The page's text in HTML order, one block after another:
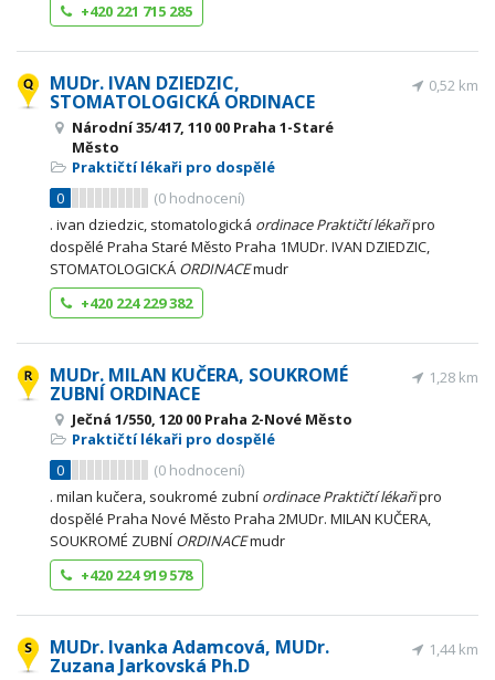
+420 221 715 285
MUDr. IVAN DZIEDZIC,
STOMATOLOGICKÁ ORDINACE
Národní 35/417, 110 00 Praha 1-Staré
Město
Praktičtí lékaři pro dospělé
0
(0 hodnocení)
0,52 km
. ivan dziedzic, stomatologická ordinace Praktičtí lékařipro
dospělé Praha Staré Město Praha 1MUDr. IVAN DZIEDZIC,
STOMATOLOGICKÁ ORDINACEmudr
+420 224 229 382
MUDr. MILAN KUČERA, SOUKROMÉ
ZUBNÍ ORDINACE
Ječná 1/550, 120 00 Praha 2-Nové Město
Praktičtí lékaři pro dospělé
0
(0 hodnocení)
1,28 km
. milan kučera, soukromé zubní ordinace Praktičtí lékařipro
dospělé Praha Nové Město Praha 2MUDr. MILAN KUČERA,
SOUKROMÉ ZUBNÍORDINACEmudr
+420 224 919 578
MUDr. Ivanka Adamcová, MUDr.
Zuzana Jarkovská Ph.D
1,44 km